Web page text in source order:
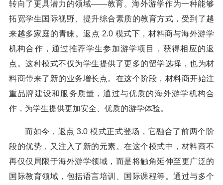
转向了更具潜力的领域——教育。海外游学作为一种能够
拓宽学生国际视野、提升综合素质的教育方式，受到了越
来越多家庭的青睐。返点 2.0 模式下，材料商与海外游学
机构合作，通过推荐学生参加游学项目，获得相应的返
点。这种模式不仅为学生提供了更多的留学选择，也为材
料商带来了新的业务增长点。在这个阶段，材料商开始注
重品牌建设和服务质量，通过与优质的海外游学机构合
作，为学生提供更加安全、优质的游学体验。
而如今，返点 3.0 模式正式登场，它融合了前两个阶
段的优势，又注入了新的元素。在这个模式中，材料商不
再仅仅局限于海外游学领域，而是将触角延伸至更广泛的
国际教育领域，包括语言培训、国际课程等。通过与多个